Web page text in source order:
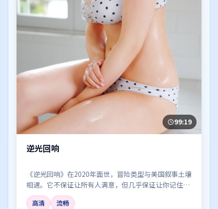
99:19
逆光回响
《逆光回响》在2020年面世，冒险类型与美国叙事土壤
相遇。它不保证让所有人满意，但几乎保证让你记住一
两个镜头、一两句对白，以及散场后心里那点挥之不去
的回声。
高清
流畅